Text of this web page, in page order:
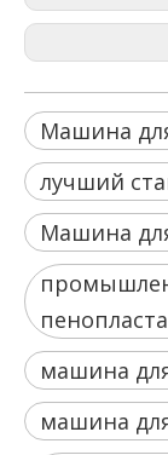
Машина
лучший
Машина
пенопласта
машина
машина